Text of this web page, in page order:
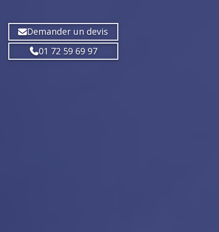
Demander un devis
01 72 59 69 97